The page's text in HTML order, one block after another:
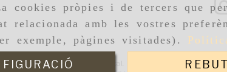
cookies pròpies i de tercers que
relacionada amb les vostres
exemple, pàgines visitades).